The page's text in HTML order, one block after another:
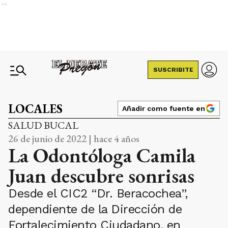
Ads
SUSCRIBITE
LOCALES Añadir como fuente en
SALUD BUCAL
26 de junio de 2022 | hace 4 años
La Odontóloga Camila
Juan descubre sonrisas
Desde el CIC2 “Dr. Beracochea”,
dependiente de la Dirección de
Fortalecimiento Ciudadano, en